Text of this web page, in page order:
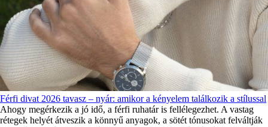
Férfi divat 2026 tavasz – nyár: amikor a kényelem találkozik a stílussal
Ahogy megérkezik a jó idő, a férfi ruhatár is fellélegezhet. A vastag
rétegek helyét átveszik a könnyű anyagok, a sötét tónusokat felváltják